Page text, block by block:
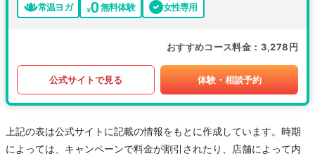
常温ヨガ 無料体験 女性専用
おすすめコース料金 3,278円
公式サイトで見る 体験・相談予約
上記の表は公式サイトに記載の情報をもとに作成しています。時期
によっては、キャンペーンで料金が割引されたり、店舗によって内